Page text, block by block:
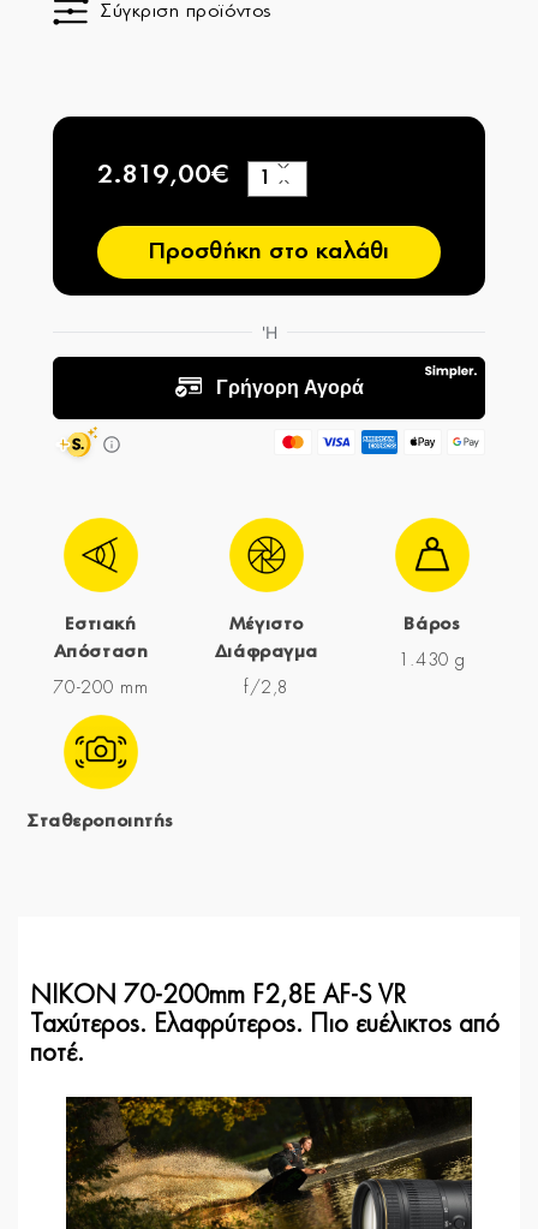
Σύγκριση προϊόντος
2.819,00€
−
+
Προσθήκη στο καλάθι
Εστιακή
Απόσταση
70-200 mm
Μέγιστο
Διάφραγμα
f/2,8
Βάρος
1.430 g
Σταθεροποιητής
NIKON 70-200mm F2,8E AF-S VR
Ταχύτερος. Ελαφρύτερος. Πιο ευέλικτος από
ποτέ.